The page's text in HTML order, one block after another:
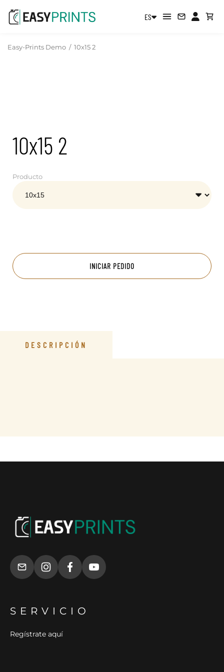
ES
Easy-Prints Demo / 10x15 2
10x15 2
Producto
INICIAR PEDIDO
DESCRIPCIÓN
SERVICIO
Regístrate aquí